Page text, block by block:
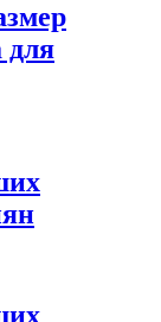
для